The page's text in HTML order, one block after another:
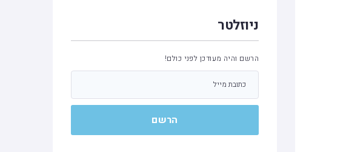
ניוזלטר
הרשם והיה מעודכן לפני כולם!
הרשם